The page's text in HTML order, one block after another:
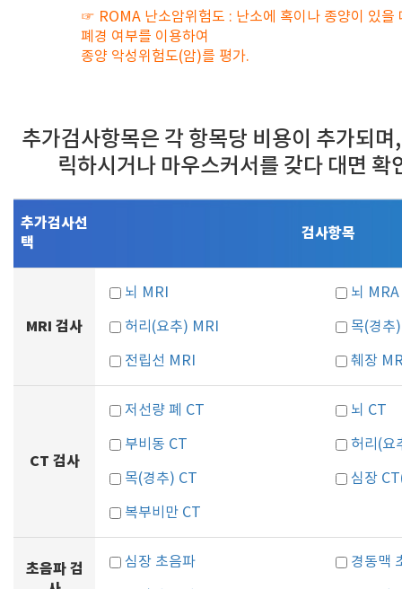
☞ ROMA 난소암위험도 : 난소에 혹이나 종양이 있을
폐경 여부를 이용하여
종양 악성위험도(암)를 평가.
추가검사항목은 각 항목당 비용이 추가되
릭하시거나 마우스커서를 갖다 대면 확
추가검사선
택
검사항목
MRI 검사
뇌 MRI 뇌 MRA
허리(요추) MRI 목(경추
전립선 MRI 췌장
CT 검사
저선량 폐 CT 뇌 CT
부비동 CT 허리(요
목(경추) CT 심장
복부비만 CT
초음파 검
심장 초음파 경동맥